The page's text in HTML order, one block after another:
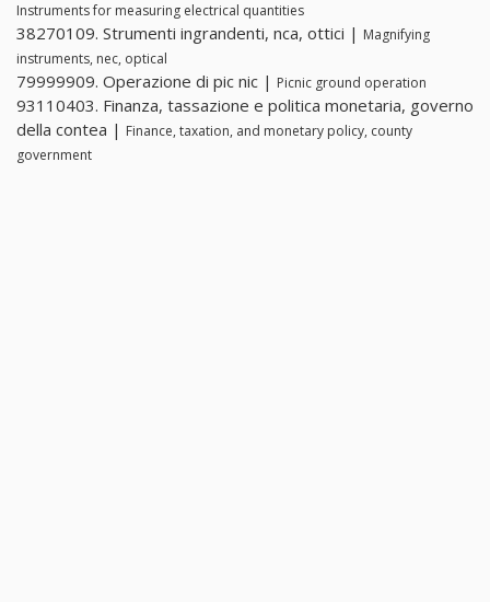
Instruments for measuring electrical quantities
38270109. Strumenti ingrandenti, nca, ottici | Magnifying
instruments, nec, optical
79999909. Operazione di pic nic | Picnic ground operation
93110403. Finanza, tassazione e politica monetaria, governo
della contea | Finance, taxation, and monetary policy, county
government